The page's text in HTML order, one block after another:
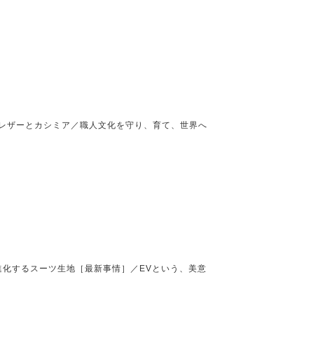
ザーとカシミア／職人文化を守り、育て、世界へ
するスーツ生地［最新事情］／EVという、美意